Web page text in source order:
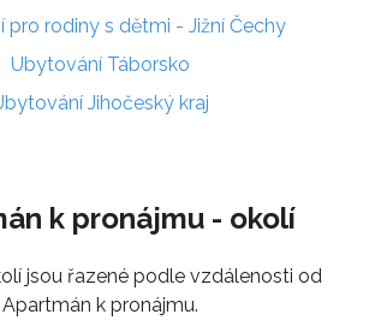
pro rodiny s dětmi - Jižní Čechy
Ubytování Táborsko
Jihočeský kraj
k pronájmu - okolí
jsou řazené podle vzdálenosti od
Apartmán k pronájmu.